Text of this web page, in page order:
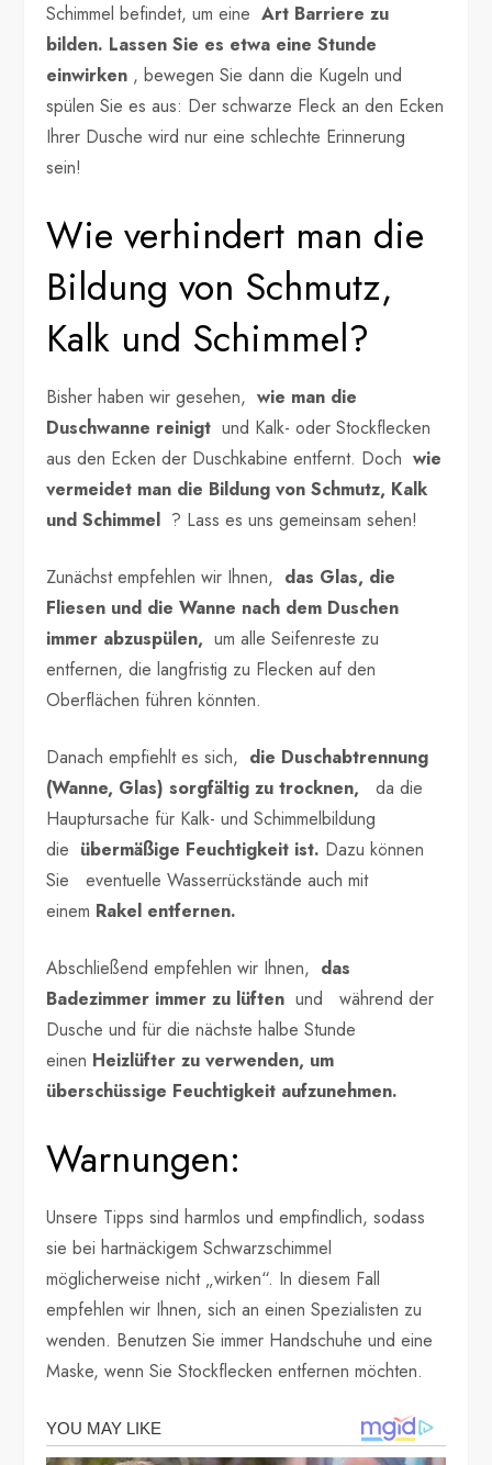
Schimmel befindet, um eineArt Barriere zu
bilden. Lassen Sie es etwa eine Stunde
einwirken , bewegen Sie dann die Kugeln und
spülen Sie es aus: Der schwarze Fleck an den Ecken
Ihrer Dusche wird nur eine schlechte Erinnerung
sein!
Wie verhindert man die
Bildung von Schmutz,
Kalk und Schimmel?
Bisher haben wir gesehen,wie man die
Duschwanne reinigt und Kalk- oder Stockflecken
aus den Ecken der Duschkabine entfernt. Dochwie
vermeidet man die Bildung von Schmutz, Kalk
und Schimmel ? Lass es uns gemeinsam sehen!
Zunächst empfehlen wir Ihnen, das Glas, die
Fliesen und die Wanne nach dem Duschen
immer abzuspülen, um alle Seifenreste zu
entfernen, die langfristig zu Flecken auf den
Oberflächen führen könnten.
Danach empfiehlt es sich, die Duschabtrennung
(Wanne, Glas) sorgfältig zu trocknen, da die
Hauptursache für Kalk- und Schimmelbildung
die übermäßige Feuchtigkeit ist. Dazu können
Sie eventuelle Wasserrückstände auch mit
einem Rakel entfernen.
Abschließend empfehlen wir Ihnen, das
Badezimmer immer zu lüften und während der
Dusche und für die nächste halbe Stunde
einen Heizlüfter zu verwenden, um
überschüssige Feuchtigkeit aufzunehmen.
Warnungen:
Unsere Tipps sind harmlos und empfindlich, sodass
sie bei hartnäckigem Schwarzschimmel
möglicherweise nicht „wirken“. In diesem Fall
empfehlen wir Ihnen, sich an einen Spezialisten zu
wenden. Benutzen Sie immer Handschuhe und eine
Maske, wenn Sie Stockflecken entfernen möchten.